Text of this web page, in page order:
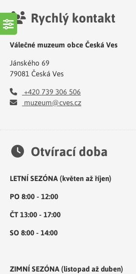
Rychlý kontakt
Válečné muzeum obce Česká Ves
Jánského 69
79081 Česká Ves
+420 739 306 506
muzeum@cves.cz
Otvírací doba
LETNÍ SEZÓNA (květen až říjen)
PO 8:00 - 12:00
ČT 13:00 - 17:00
SO 8:00 - 14:00
ZIMNÍ SEZÓNA (listopad až duben)